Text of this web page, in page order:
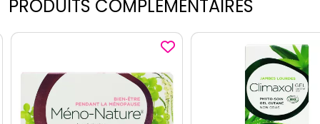
PRODUITS COMPLEMENTAIRES